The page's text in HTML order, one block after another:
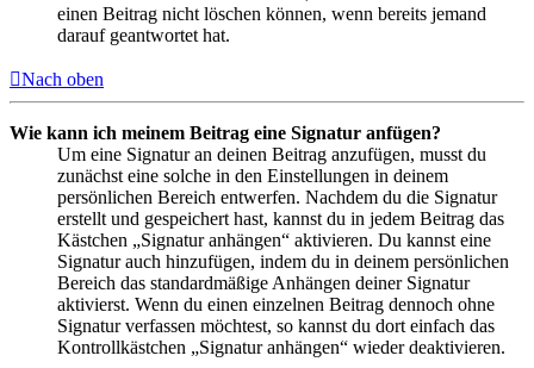
einen Beitrag nicht löschen können, wenn bereits jemand
darauf geantwortet hat.
Nach oben
Wie kann ich meinem Beitrag eine Signatur anfügen?
Um eine Signatur an deinen Beitrag anzufügen, musst du
zunächst eine solche in den Einstellungen in deinem
persönlichen Bereich entwerfen. Nachdem du die Signatur
erstellt und gespeichert hast, kannst du in jedem Beitrag das
Kästchen „Signatur anhängen“ aktivieren. Du kannst eine
Signatur auch hinzufügen, indem du in deinem persönlichen
Bereich das standardmäßige Anhängen deiner Signatur
aktivierst. Wenn du einen einzelnen Beitrag dennoch ohne
Signatur verfassen möchtest, so kannst du dort einfach das
Kontrollkästchen „Signatur anhängen“ wieder deaktivieren.